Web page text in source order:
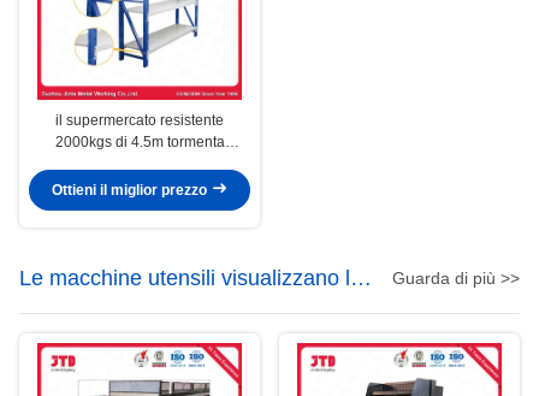
il supermercato resistente
2000kgs di 4.5m tormenta
Ottieni il miglior prezzo
Le macchine utensili visualizzano lo
scaffale
Guarda di più >>